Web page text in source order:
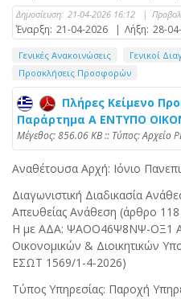
Δημοσίευση: 21-04-2026 16:12 |
Έναρξη: 21-04-2026 | Λήξη: 28-
Γενικές Ανακοινώσεις
Γενικοί
Προσκλήσεις Προσφορών
Πλήρες Κείμενο
Παράρτημα Α ΕΝΤΥΠΟ
Mέγεθος: 856.06 KB :: Τύπος: Αρχείο
Αναθέτουσα Αρχή: Ιόνιο
Διαγωνιστική Διαδικασία
Απευθείας Ανάθεση (άρθρο
Η με ΑΔΑ: ΨΑΟΟ46Ψ8ΝΨ-ΟΞ1
Οικονομικών & Διοικητικών
ΕΣΩΤ 1569/1-4-2026)
Τύπος Υπηρεσίας: Παροχή